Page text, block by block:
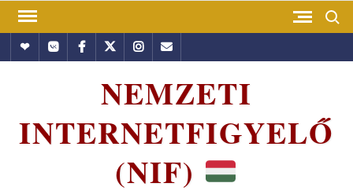
Skip
contentHundubVkontakte
Facebook
TwitterInstagram
Email
NEMZETI
INTERNETFIGYELŐ
(NIF)